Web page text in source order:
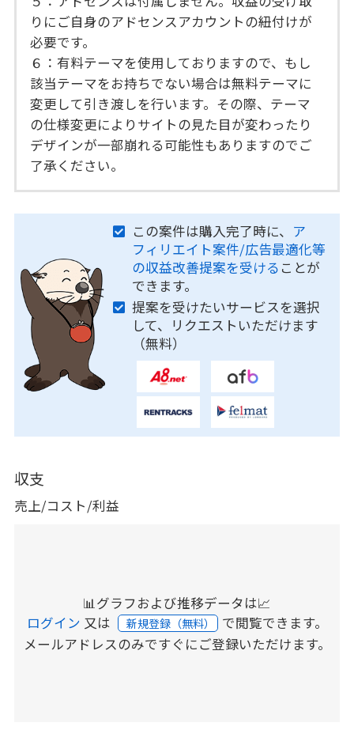
りにご自身のアドセンスアカウントの紐付けが
必要です。
６：有料テーマを使用しておりますので、もし
該当テーマをお持ちでない場合は無料テーマに
変更して引き渡しを行います。その際、テーマ
の仕様変更によりサイトの見た目が変わったり
デザインが一部崩れる可能性もありますのでご
了承ください。
この案件は購入完了時に、 ア
フィリエイト案件/広告最適化等
の収益改善提案を受ける ことが
できます。
提案を受けたいサービスを選択
して、リクエストいただけます
（無料）
収支
売上/コスト/利益
📊グラフおよび推移データは📈
ログイン 又は 新規登録（無料） で閲覧できます。
メールアドレスのみですぐにご登録いただけます。